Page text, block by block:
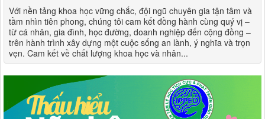
Với nền tảng khoa học vững chắc, đội ngũ chuyên gia tận tâm và
tầm nhìn tiên phong, chúng tôi cam kết đồng hành cùng quý vị –
từ cá nhân, gia đình, học đường, doanh nghiệp đến cộng đồng –
trên hành trình xây dựng một cuộc sống an lành, ý nghĩa và trọn
vẹn. Cam kết về chất lượng khoa học và nhân...